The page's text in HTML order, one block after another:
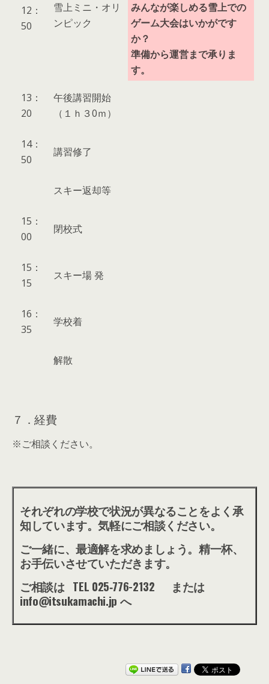
12：
50
雪上ミニ・オリ
ンピック
みんなが楽しめる雪上での
ゲーム大会はいかがです
か？
準備から運営まで承りま
す。
13：
20
午後講習開始
（１ｈ３0ｍ）
14：
50
講習修了
スキー返却等
15：
00
閉校式
15：
15
スキー場 発
16：
35
学校着
解散
７．経費
※ご相談ください。
それぞれの学校で状況が異なることをよく承
知しています。気軽にご相談ください。
ご一緒に、最適解を求めましょう。精一杯、
お手伝いさせていただきます。
ご相談は TEL 025‐776-2132 または
info@itsukamachi.jp へ